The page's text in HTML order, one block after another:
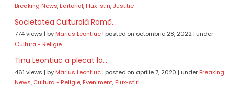
Breaking News, Editorial, Flux-stiri,Justitie
Societatea Culturală Româ...
774 views | by Marius Leontiuc| posted on octombrie 28, 2022| under
Cultura - Religie
Tinu Leontiuc a plecat la...
461 views | by Marius Leontiuc| posted on aprilie 7, 2020 | under Breaking
News, Cultura - Religie, Eveniment, Flux-stiri